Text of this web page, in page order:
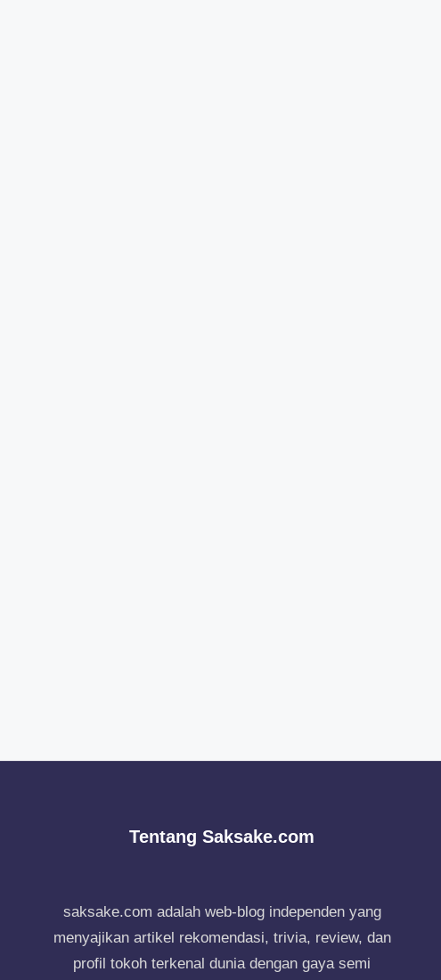
Tentang Saksake.com
saksake.com adalah web-blog independen yang
menyajikan artikel rekomendasi, trivia, review, dan
profil tokoh terkenal dunia dengan gaya semi